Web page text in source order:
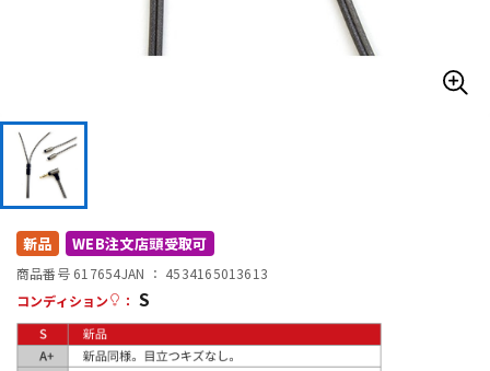
エフェクター
配信/ライブ機器
中古 ヴィンテージ
新品 WEB注文店頭受取可
商品番号 617654JAN ： 4534165013613
コンディション
： S